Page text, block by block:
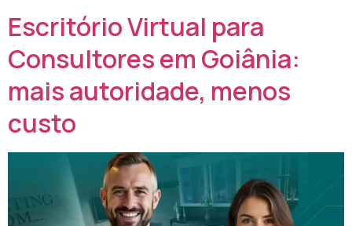
Escritório Virtual para
Consultores em Goiânia:
mais autoridade, menos
custo